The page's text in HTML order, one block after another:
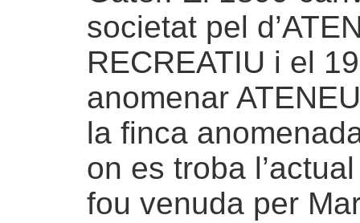
societat pel
RECREATIU i el
anomenar
la finca
on es troba
fou venuda per